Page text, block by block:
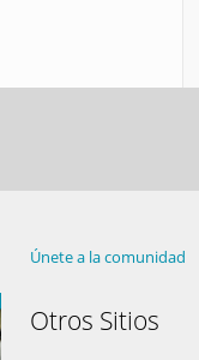
Únete a la comunidad
Otros Sitios